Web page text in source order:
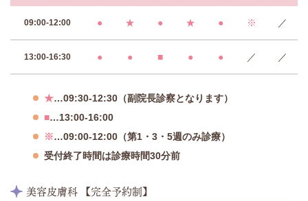
09:00-12:00 ● ★ ● ★ ● ※ ／
13:00-16:30 ● ● ■ ● ● ／ ／
★…09:30-12:30（副院長診察となります）
■…13:00-16:00
※…09:00-12:00（第1・3・5週のみ診療）
受付終了時間は診療時間30分前
美容皮膚科 【完全予約制】